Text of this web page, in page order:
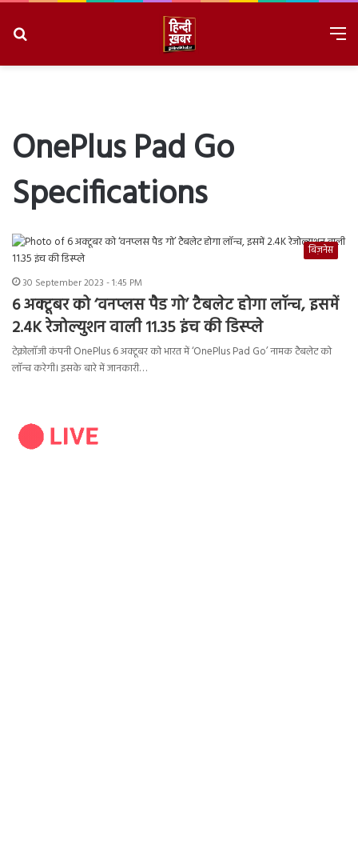
OnePlus Pad Go
Specifications
बिज़नेस
30 September 2023 - 1:45 PM
6 अक्टूबर को ‘वनप्लस पैड गो’ टैबलेट होगा लॉन्च, इसमें
2.4K रेजोल्युशन वाली 11.35 इंच की डिस्प्ले
टेक्नोलॉजी कंपनी OnePlus 6 अक्टूबर को भारत में ‘OnePlus Pad Go’ नामक टैबलेट को
लॉन्च करेगी। इसके बारे में जानकारी…